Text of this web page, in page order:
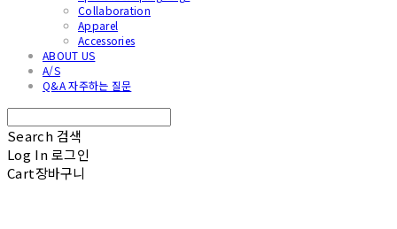
Collaboration
Apparel
Accessories
ABOUT US
A/S
Q&A 자주하는 질문
Search 검색
Log In 로그인
Cart장바구니